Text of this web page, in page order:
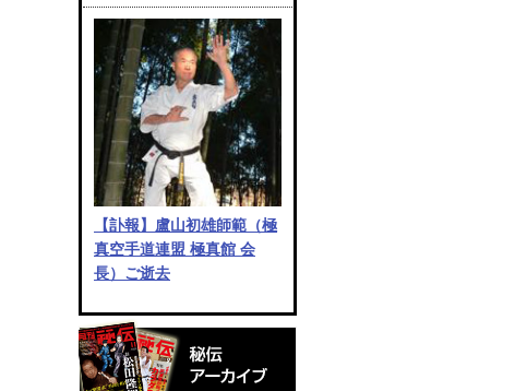
【訃報】盧山初雄師範（極
真空手道連盟 極真館 会
長）ご逝去